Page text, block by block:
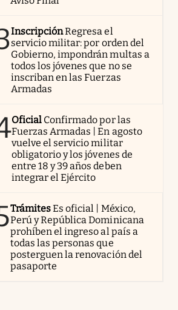
InscripciónRegresa el
servicio militar: por orden del
Gobierno, impondrán multas a
todos los jóvenes que no se
inscriban en las Fuerzas
Armadas
Oficial Confirmado por las
Fuerzas Armadas | En agosto
vuelve el servicio militar
obligatorio y los jóvenes de
entre 18 y 39 años deben
integrar el Ejército
TrámitesEs oficial | México,
Perú y República Dominicana
prohíben el ingreso al país a
todas las personas que
posterguen la renovación del
pasaporte